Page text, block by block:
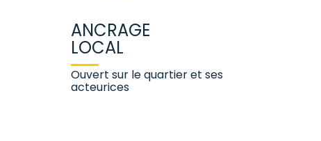
ANCRAGE
LOCAL
Ouvert sur le quartier et ses
acteurices